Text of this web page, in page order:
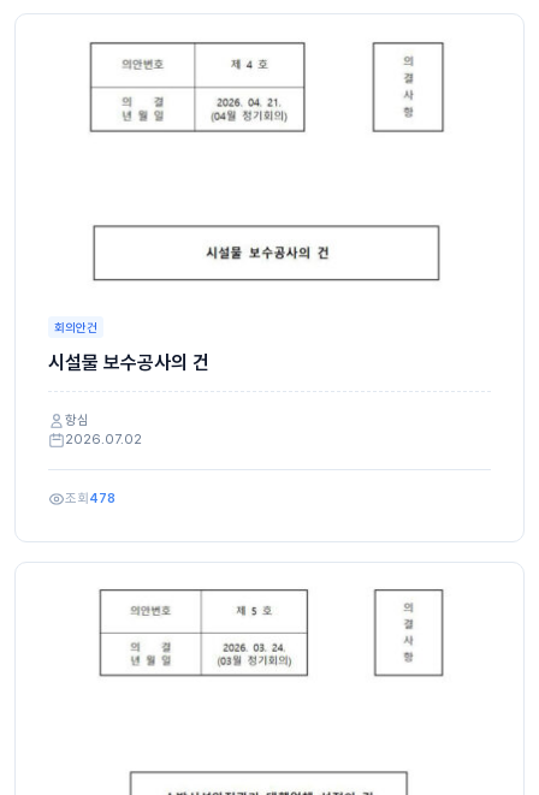
회의안건
시설물 보수공사의 건
항심
2026.07.02
조회 478